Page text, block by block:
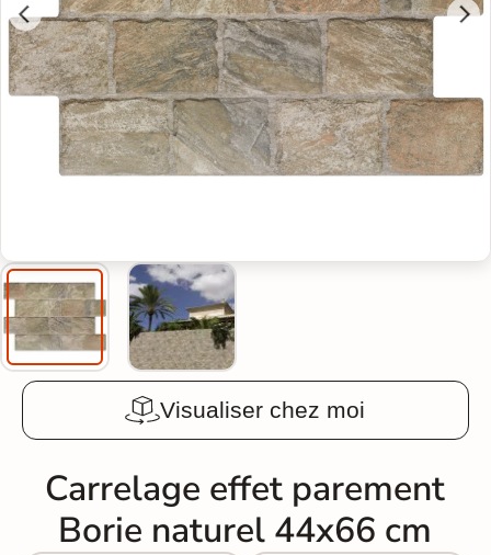
Visualiser chez moi
Carrelage effet parement
Borie naturel 44x66 cm